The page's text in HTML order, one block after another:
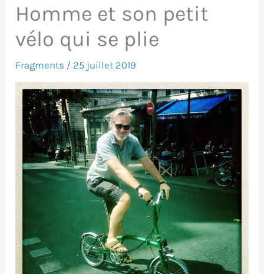
Homme et son petit
vélo qui se plie
Fragments / 25 juillet 2019